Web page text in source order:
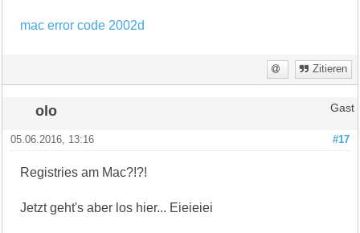
mac error code 2002d
Zitieren
olo Gast
#17
05.06.2016, 13:16
Registries am Mac?!?!
Jetzt geht's aber los hier... Eieieiei